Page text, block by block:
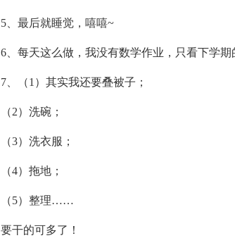
5、最后就睡觉，嘻嘻~
6、每天这么做，我没有数学作业，只看下学
7、（1）其实我还要叠被子；
（2）洗碗；
（3）洗衣服；
（4）拖地；
（5）整理……
要干的可多了！